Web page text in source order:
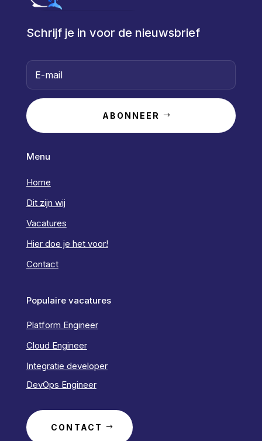
Schrijf je in voor de nieuwsbrief
ABONNEER
Menu
Home
Dit zijn wij
Vacatures
Hier doe je het voor!
Contact
Populaire vacatures
Platform Engineer
Cloud Engineer
Integratie developer
DevOps Engineer
CONTACT